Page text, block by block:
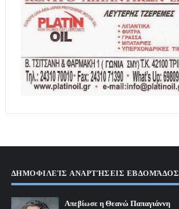
ΔΗΜΟΦΙΛΕΊΣ ΑΝΑΡΤΉΣΕΙΣ ΕΒΔΟΜΆΔΟΣ
Απεβίωσε η Θεανώ Παπαγιάννη